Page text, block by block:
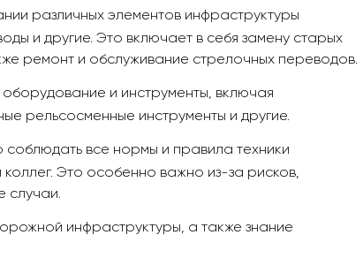
различных элементов инфраструктуры
и другие. Это включает в себя замену старых
ремонт и обслуживание стрелочных переводов.
и инструменты, включая
рельсосменные инструменты и другие.
все нормы и правила техники
Это особенно важно из-за рисков,
случаи.
инфраструктуры, а также знание